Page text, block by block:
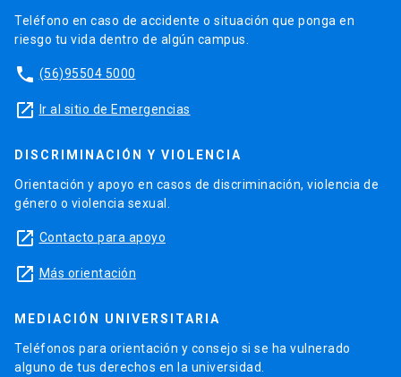
Teléfono en caso de accidente o situación que ponga en
riesgo tu vida dentro de algún campus.
phone (56)95504 5000
launch Ir al sitio de Emergencias
DISCRIMINACIÓN Y VIOLENCIA
Orientación y apoyo en casos de discriminación, violencia de
género o violencia sexual.
launch Contacto para apoyo
launch Más orientación
MEDIACIÓN UNIVERSITARIA
Teléfonos para orientación y consejo si se ha vulnerado
alguno de tus derechos en la universidad.